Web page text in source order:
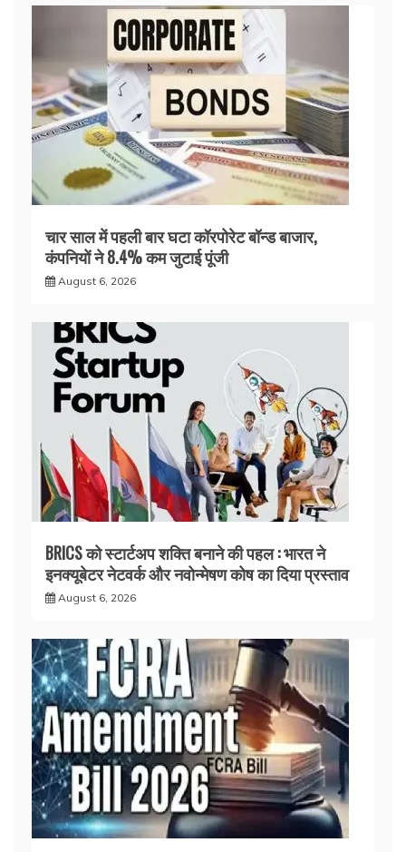
चार साल में पहली बार घटा कॉरपोरेट बॉन्ड बाजार,
कंपनियों ने 8.4% कम जुटाई पूंजी
August 6, 2026
BRICS को स्टार्टअप शक्ति बनाने की पहल : भारत ने
इनक्यूबेटर नेटवर्क और नवोन्मेषण कोष का दिया प्रस्ताव
August 6, 2026